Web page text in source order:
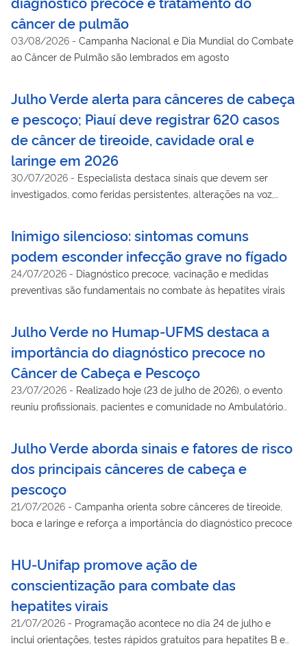
câncer de pulmão
03/08/2026 - Campanha Nacional e Dia Mundial do Combate
ao Câncer de Pulmão são lembrados em agosto
Julho Verde alerta para cânceres de cabeça
e pescoço; Piauí deve registrar 620 casos
de câncer de tireoide, cavidade oral e
laringe em 2026
30/07/2026 - Especialista destaca sinais que devem ser
investigados, como feridas persistentes, alterações na voz,
Inimigo silencioso: sintomas comuns
podem esconder infecção grave no fígado
24/07/2026 - Diagnóstico precoce, vacinação e medidas
preventivas são fundamentais no combate às hepatites virais
Julho Verde no Humap-UFMS destaca a
importância do diagnóstico precoce no
Câncer de Cabeça e Pescoço
23/07/2026 - Realizado hoje (23 de julho de 2026), o evento
reuniu profissionais, pacientes e comunidade no Ambulatório
Julho Verde aborda sinais e fatores de risco
dos principais cânceres de cabeça e
pescoço
21/07/2026 - Campanha orienta sobre cânceres de tireoide,
boca e laringe e reforça a importância do diagnóstico precoce
HU-Unifap promove ação de
conscientização para combate das
hepatites virais
21/07/2026 - Programação acontece no dia 24 de julho e
inclui orientações, testes rápidos gratuitos para hepatites B e